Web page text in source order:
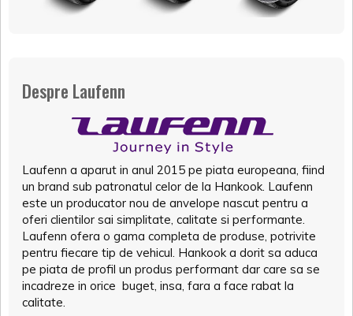
Despre Laufenn
Laufenn a aparut in anul 2015 pe piata europeana, fiind
un brand sub patronatul celor de la Hankook. Laufenn
este un producator nou de anvelope nascut pentru a
oferi clientilor sai simplitate, calitate si performante.
Laufenn ofera o gama completa de produse, potrivite
pentru fiecare tip de vehicul. Hankook a dorit sa aduca
pe piata de profil un produs performant dar care sa se
incadreze in orice buget, insa, fara a face rabat la
calitate.